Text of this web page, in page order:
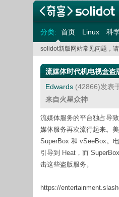
分类: 首页 Linux 科
solidot新版网站常见问题，
流媒体时代机电视盒盗
Edwards(42866)发表
来自火星众神
流媒体服务的平台独占导
媒体服务再次流行起来。
SuperBox 和 vSeeBox。
引导到 Heat，而
击这些盗版服务。
https://